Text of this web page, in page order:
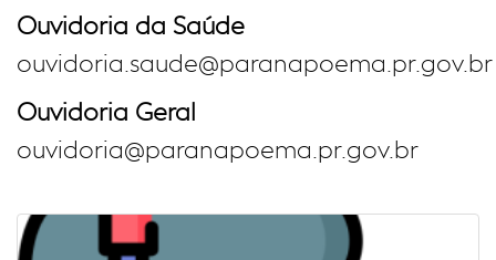
Ouvidoria da Saúde
ouvidoria.saude@paranapoema.pr.gov.br
Ouvidoria Geral
ouvidoria@paranapoema.pr.gov.br